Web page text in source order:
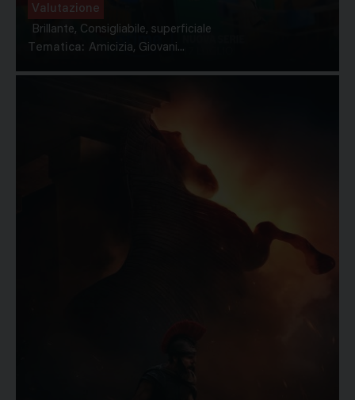
Valutazione
Brillante, Consigliabile, superficiale
Tematica: Amicizia, Giovani...